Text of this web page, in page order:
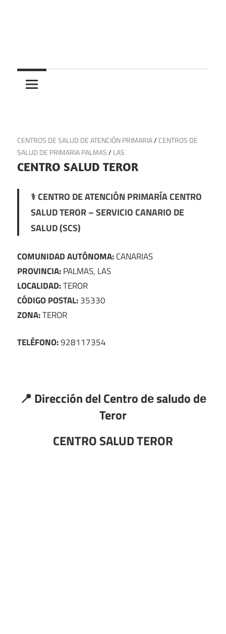
Centros
medicos
médicos,
centros
de
urgencias
en
España
26 de junio de 2025
CENTROS DE SALUD DE ATENCIÓN PRIMARIA/CENTROS DE
SALUD DE PRIMARIA PALMAS/LAS
CENTRO SALUD TEROR
⚕️ CENTRO DE ATENCIÓN PRIMARÍA CENTRO
SALUD TEROR – SERVICIO CANARIO DE
SALUD (SCS)
COMUNIDAD AUTÓNOMA:CANARIAS
PROVINCIA:PALMAS, LAS
LOCALIDAD:TEROR
CÓDIGO POSTAL:35330
ZONA:TEROR
TELÉFONO:928117354
📍 Dirección del Centro dе saludo dе
Teror
CENTRO SALUD TEROR